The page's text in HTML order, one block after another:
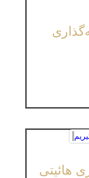
هائیتی